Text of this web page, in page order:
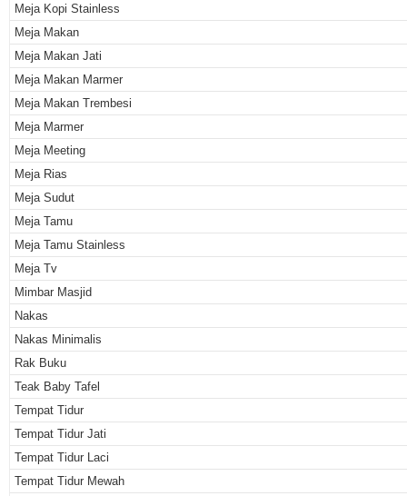
Meja Kopi Stainless
Meja Makan
Meja Makan Jati
Meja Makan Marmer
Meja Makan Trembesi
Meja Marmer
Meja Meeting
Meja Rias
Meja Sudut
Meja Tamu
Meja Tamu Stainless
Meja Tv
Mimbar Masjid
Nakas
Nakas Minimalis
Rak Buku
Teak Baby Tafel
Tempat Tidur
Tempat Tidur Jati
Tempat Tidur Laci
Tempat Tidur Mewah